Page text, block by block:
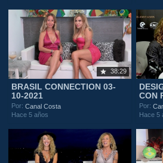
38:29
BRASIL CONNECTION 03-
10-2021
Por:Canal Costa
Hace 5 años
CON
Por:
Hace 5